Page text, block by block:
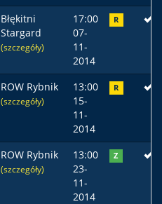
Błękitni
Stargard
(szczegóły)
17:00
07-
11-
2014
R
ROW Rybnik
(szczegóły)
13:00
15-
11-
2014
R
ROW Rybnik
(szczegóły)
13:00
23-
11-
2014
Z